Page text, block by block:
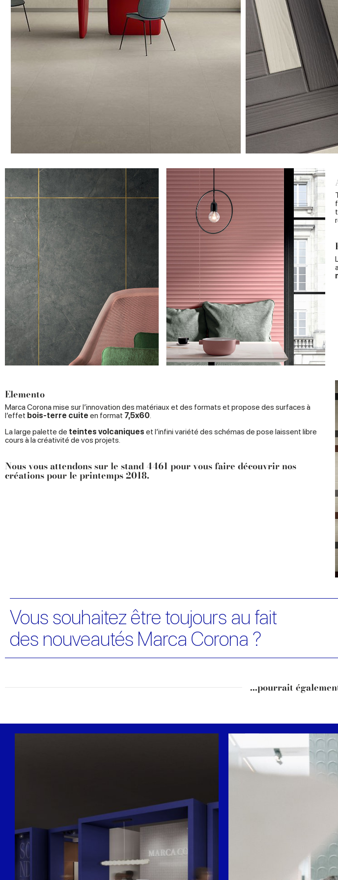
Elemento
Marca Corona mise sur l’innovation des matériaux et des formats et propose des surfaces à
l’effet bois-terre cuite en format 7,5x60.
La large palette de teintes volcaniques et l’infini variété des schémas de pose laissent libre
cours à la créativité de vos projets.
Nous vous attendons sur le stand 4461 pour vous faire découvrir nos
créations pour le printemps 2018.
Vous souhaitez être toujours au fait
des nouveautés Marca Corona ?
...pourrait